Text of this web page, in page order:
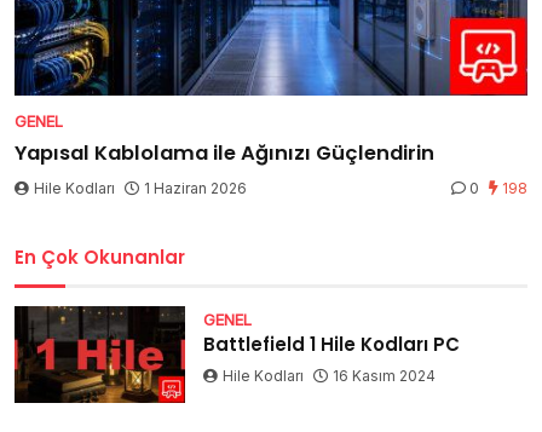
GENEL
Yapısal Kablolama ile Ağınızı Güçlendirin
Hile Kodları 1 Haziran 2026 0 198
En Çok Okunanlar
GENEL
Battlefield 1 Hile Kodları PC
Hile Kodları 16 Kasım 2024